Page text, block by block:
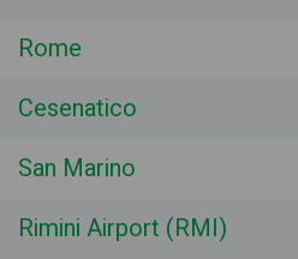
Rome
Cesenatico
San Marino
Rimini Airport (RMI)